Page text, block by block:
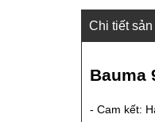
Chi tiết
Bauma
- Cam kết: